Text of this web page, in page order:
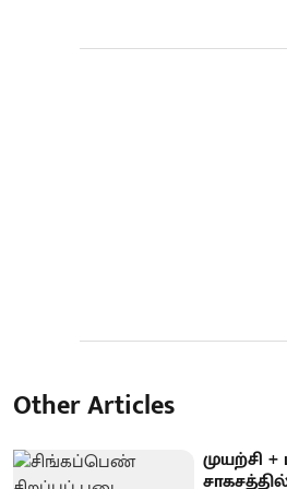
Other Articles
முயற்சி